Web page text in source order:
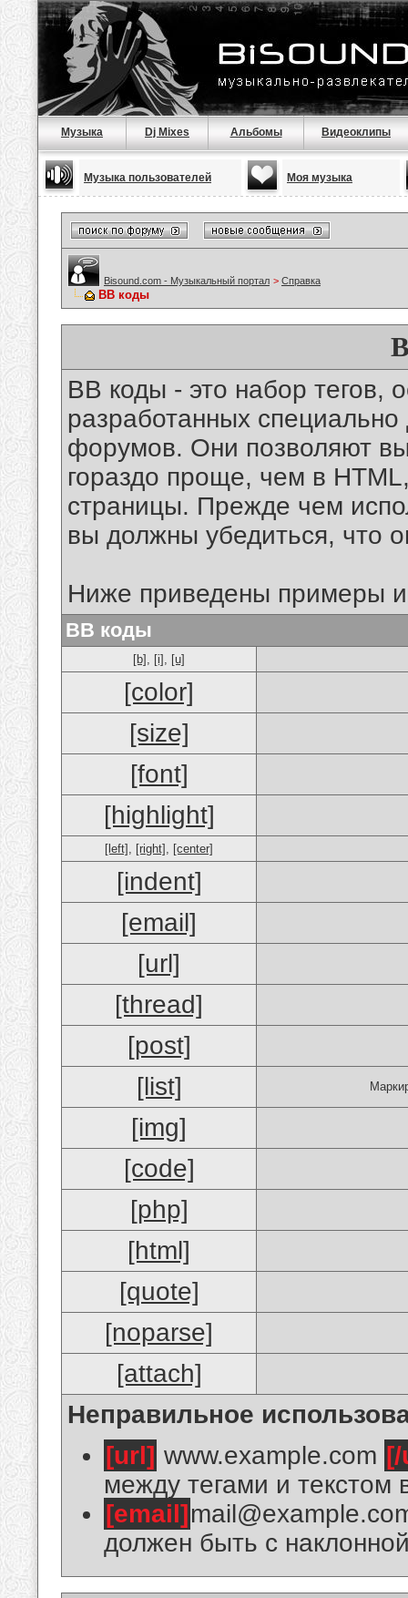
Музыка Dj Mixes Альбомы Видеоклипы
Музыка пользователей Моя музыка
Bisound.com - Музыкальный портал > Справка
BB коды
BB коды - это набор тегов,
разработанных
форумов. Они позволяют
гораздо проще, чем в
страницы. Прежде чем
вы должны убедиться, что
Ниже приведены примеры
BB коды
[b] , [i] , [u]
[color]
[size]
[font]
[highlight]
[left] , [right] , [center]
[indent]
[email]
[url]
[thread]
[post]
[list]
[img]
[code]
[php]
[html]
[quote]
[noparse]
[attach]
Неправильное
[url] www.example.com
между тегами и текстом
[email]
должен быть с